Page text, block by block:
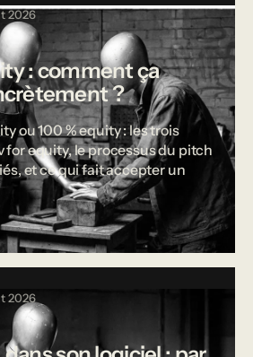
2026
: comment ça
?
ou 100 % equity : les trois
for equity, le processus du pitch
et ce qui fait accepter un
2026